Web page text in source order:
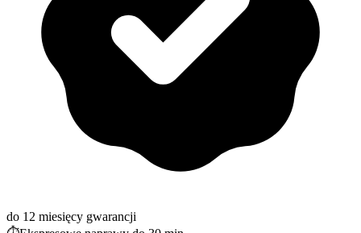
do 12 miesięcy gwarancji